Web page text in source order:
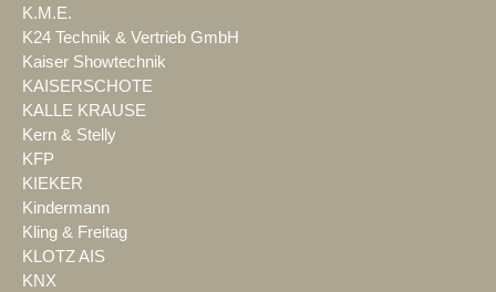
K.M.E.
K24 Technik & Vertrieb GmbH
Kaiser Showtechnik
KAISERSCHOTE
KALLE KRAUSE
Kern & Stelly
KFP
KIEKER
Kindermann
Kling & Freitag
KLOTZ AIS
KNX